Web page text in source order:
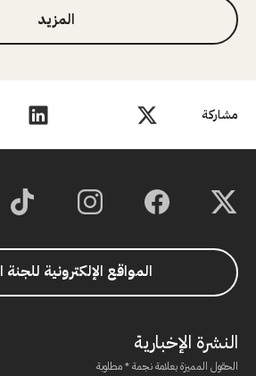
مشاركة
المزيد
المواقع الإلكترونية للجنة
النشرة الإخبارية
الحقول المميزة بعلامة نجمة * مطلوبة